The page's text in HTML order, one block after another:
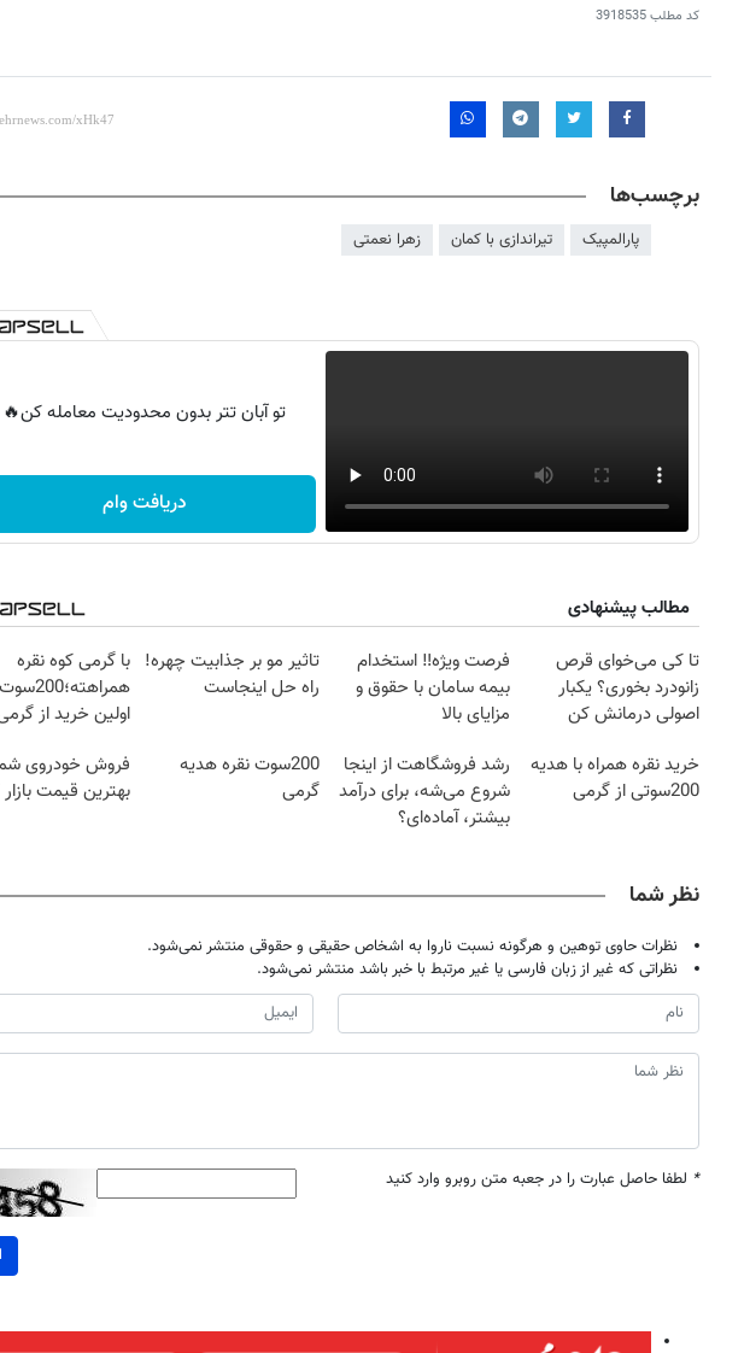
کد مطلب3918535
برچسب‌ها
پارالمپیک تیراندازی با کمان زهرا نعمتی
تو آبان تتر بدون محدودیت معامله کن🔥
دریافت وام
مطالب پیشنهادی
تا کی می‌خوای قرص
زانودرد بخوری؟ یکبار
اصولی درمانش کن
فرصت ویژه‼️ استخدام
بیمه سامان با حقوق و
مزایای بالا
تاثیر مو بر جذابیت چهره!
راه حل اینجاست
با گرمی کوه نقره
اولین خرید از
خرید نقره همراه با هدیه
200سوتی از گرمی
رشد فروشگاهت از اینجا
شروع می‌شه، برای درآمد
بیشتر، آماده‌ای؟
200سوت نقره هدیه
گرمی
فروش خودروی
بهترین قیمت
نظر شما
نظرات حاوی توهین و هرگونه نسبت ناروا به اشخاص حقیقی و حقوقی منتشر نمی‌شود.
نظراتی که غیر از زبان فارسی یا غیر مرتبط با خبر باشد منتشر نمی‌شود.
* لطفا حاصل عبارت را در جعبه متن روبرو وارد کنید